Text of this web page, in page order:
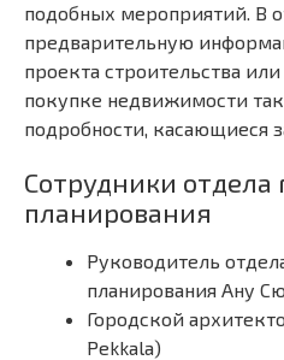
подобных мероприятий. В
предварительную
проекта строительства
покупке недвижимости
подробности, касающиеся
Сотрудники отдела
планирования
Руководитель
планирования Ану
Городской
Pekkala)